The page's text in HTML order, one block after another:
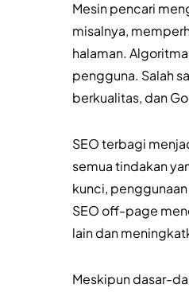
Mesin pencari
misalnya,
halaman.
pengguna. Salah
berkualitas, dan
SEO terbagi
semua tindakan
kunci,
SEO off-page
lain dan
Meskipun dasar-